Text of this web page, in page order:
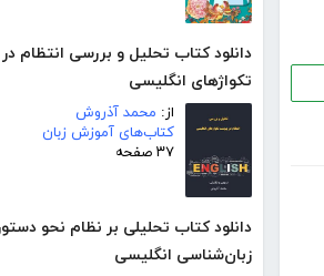
دانلود کتاب تحلیل و بررسی انتظام
تکواژهای انگلیسی
از: محمد آذروش
کتاب‌های آموزش زبان
۳۷ صفحه
دانلود کتاب تحلیلی بر نظام نحو
زبان‌شناسی انگلیسی